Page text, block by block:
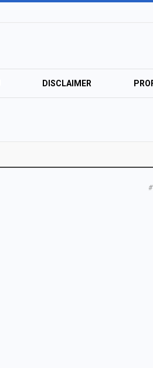
DISCLAIMER